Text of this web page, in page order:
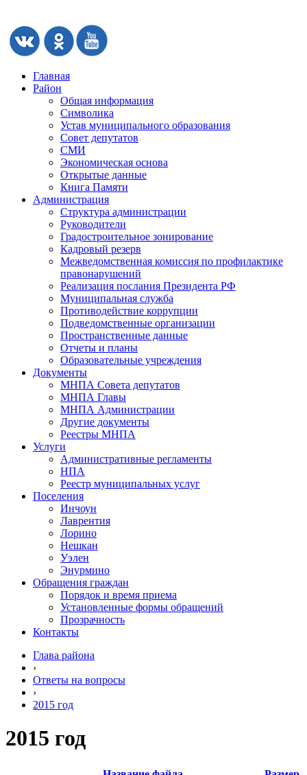
Главная
Район
Общая информация
Символика
Устав муниципального образования
Совет депутатов
СМИ
Экономическая основа
Открытые данные
Книга Памяти
Администрация
Структура администрации
Руководители
Градостроительное зонирование
Кадровый резерв
Межведомственная комиссия по профилактике
правонарушений
Реализация послания Президента РФ
Муниципальная служба
Противодействие коррупции
Подведомственные организации
Пространственные данные
Отчеты и планы
Образовательные учреждения
Документы
МНПА Совета депутатов
МНПА Главы
МНПА Администрации
Другие документы
Реестры МНПА
Услуги
Административные регламенты
НПА
Реестр муниципальных услуг
Поселения
Инчоун
Лаврентия
Лорино
Нешкан
Уэлен
Энурмино
Обращения граждан
Порядок и время приема
Установленные формы обращений
Прозрачность
Контакты
Глава района
›
Ответы на вопросы
›
2015 год
2015 год